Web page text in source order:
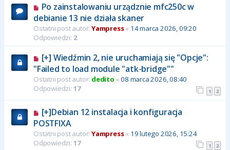
Po zainstalowaniu urządznie mfc250c w
debianie 13 nie działa skaner
Ostatni post autor: Yampress« 14 marca 2026, 09:20
Odpowiedzi: 2
[+] Wiedźmin 2, nie uruchamiają się "Opcje":
"Failed to load module "atk-bridge""
Ostatni post autor: dedito «08 marca 2026, 08:40
Odpowiedzi: 17 1 2
[+]Debian 12 instalacja i konfiguracja
POSTFIXA
Ostatni post autor: Yampress« 19 lutego 2026, 15:24
Odpowiedzi: 17 1 2